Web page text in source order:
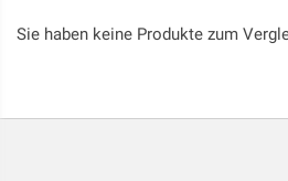
Sie haben keine Produkte zum